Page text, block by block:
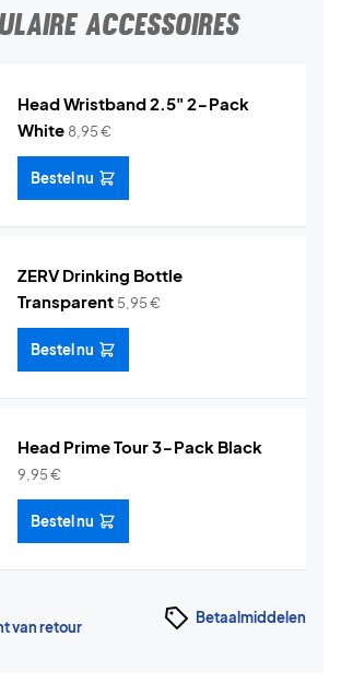
ACCESSOIRES
Head Wristband 2.5" 2-Pack
White 8,95€
Bestel nu
ZERV Drinking Bottle
Transparent 5,95€
Bestel nu
Head Prime Tour 3-Pack Black
9,95€
Bestel nu
van retour
Betaalmiddelen